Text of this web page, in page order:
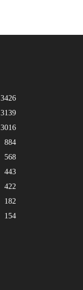
3426
3139
3016
884
568
443
422
182
154